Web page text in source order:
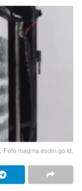
Foto magma.esdm.go.id.